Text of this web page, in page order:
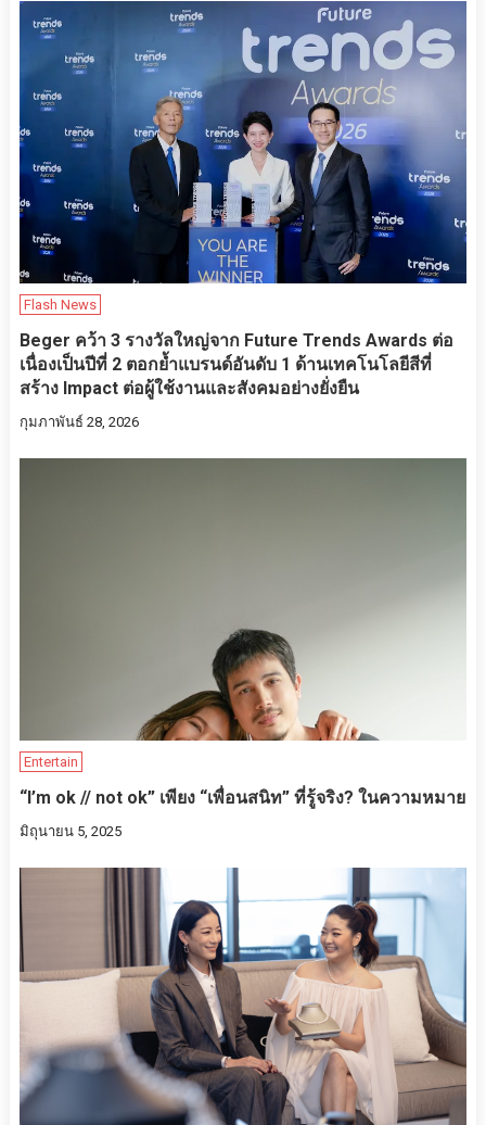
Flash News
Beger คว้า 3 รางวัลใหญ่จาก Future Trends Awards ต่อ
เนื่องเป็นปีที่ 2 ตอกย้ำแบรนด์อันดับ 1 ด้านเทคโนโลยีสีที่
สร้าง Impact ต่อผู้ใช้งานและสังคมอย่างยั่งยืน
กุมภาพันธ์ 28, 2026
Entertain
“I’m ok // not ok” เพียง “เพื่อนสนิท” ที่รู้จริง? ในความหมาย
มิถุนายน 5, 2025